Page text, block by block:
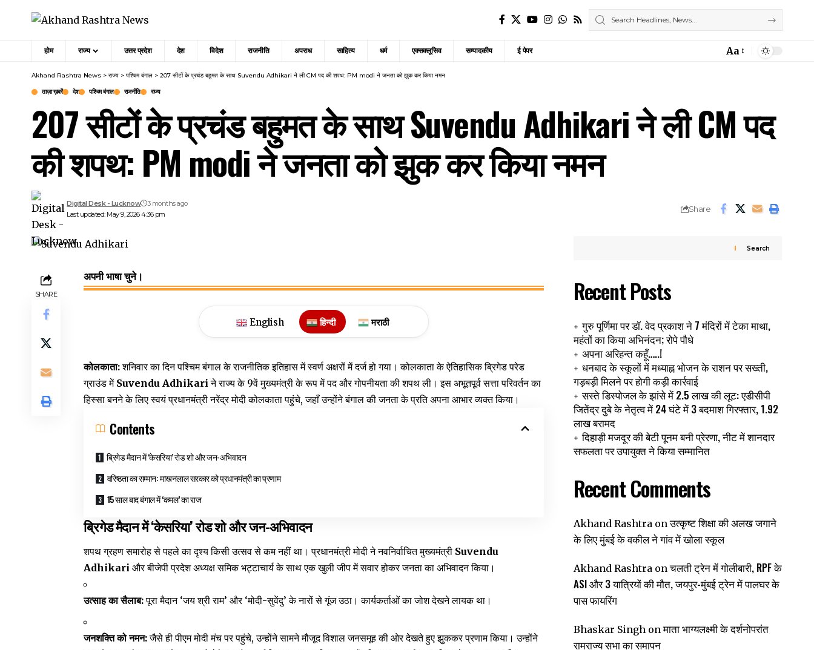
होम राज्य उत्तर प्रदेश देश विदेश राजनीति अपराध साहित्य धर्म एक्सक्लूसिव सम्पादकीय ई पेपर
Font
Aa
Akhand Rashtra News > राज्य > पश्चिम बंगाल > 207 सीटों के प्रचंड बहुमत के साथ Suvendu Adhikari ने ली CM पद की शपथ: PM modi ने जनता को झुक कर किया नमन
ताज़ा ख़बरें देश पश्चिम बंगाल राजनीति राज्य
207 सीटों के प्रचंड बहुमत के साथ Suvendu Adhikari ने ली CM पद
की शपथ: PM modi ने जनता को झुक कर किया नमन
Last updated: May 9, 2026 4:36 pm
Digital Desk - Lucknow 3 months ago
Share
SHARE
अपनी भाषा चुने।
English हिन्दी मराठी
कोलकाता:शनिवार का दिन पश्चिम बंगाल के राजनीतिक इतिहास में स्वर्ण अक्षरों में दर्ज हो गया। कोलकाता के ऐतिहासिक ब्रिगेड परेड
ग्राउंड मेंSuvendu Adhikari ने राज्य के 9वें मुख्यमंत्री के रूप में पद और गोपनीयता की शपथ ली। इस अभूतपूर्व सत्ता परिवर्तन का
हिस्सा बनने के लिए स्वयं प्रधानमंत्री नरेंद्र मोदी कोलकाता पहुंचे, जहाँ उन्होंने बंगाल की जनता के प्रति अपना आभार व्यक्त किया।
Contents
ब्रिगेड मैदान में ‘केसरिया’ रोड शो और जन-अभिवादन
वरिष्ठता का सम्मान: माखनलाल सरकार को प्रधानमंत्री का प्रणाम
15 साल बाद बंगाल में ‘कमल’ का राज
ब्रिगेड मैदान में ‘केसरिया’ रोड शो और जन-अभिवादन
शपथ ग्रहण समारोह से पहले का दृश्य किसी उत्सव से कम नहीं था। प्रधानमंत्री मोदी ने नवनिर्वाचित मुख्यमंत्री Suvendu
Adhikari और बीजेपी प्रदेश अध्यक्ष समिक भट्टाचार्य के साथ एक खुली जीप में सवार होकर जनता का अभिवादन किया।
उत्साह का सैलाब:पूरा मैदान ‘जय श्री राम’ और ‘मोदी-सुवेंदु’ के नारों से गूंज उठा। कार्यकर्ताओं का जोश देखने लायक था।
जनशक्ति को नमन:जैसे ही पीएम मोदी मंच पर पहुंचे, उन्होंने सामने मौजूद विशाल जनसमूह की ओर देखते हुए झुककर प्रणाम किया। उन्होंने
Search
Recent Posts
गुरु पूर्णिमा पर डॉ. वेद प्रकाश ने 7 मंदिरों में टेका माथा,
महंतों का किया अभिनंदन; रोपे पौधे
अपना अरिहन्त कहूँ…..!
धनबाद के स्कूलों में मध्याह्न भोजन के राशन पर सख्ती,
गड़बड़ी मिलने पर होगी कड़ी कार्रवाई
सस्ते डिस्पोजल के झांसे में 2.5 लाख की लूट: एडीसीपी
जितेंद्र दुबे के नेतृत्व में 24 घंटे में 3 बदमाश गिरफ्तार, 1.92
लाख बरामद
दिहाड़ी मजदूर की बेटी पूनम बनी प्रेरणा, नीट में शानदार
सफलता पर उपायुक्त ने किया सम्मानित
Recent Comments
Akhand Rashtraonउत्कृष्ट शिक्षा की अलख जगाने
के लिए मुंबई के वकील ने गांव में खोला स्कूल
Akhand Rashtraonचलती ट्रेन में गोलीबारी, RPF के
ASI और 3 यात्रियों की मौत, जयपुर-मुंबई ट्रेन में पालघर के
पास फायरिंग
Bhaskar Singhonमाता भाग्यलक्ष्मी के दर्शनोपरांत
रामराज्य सभा का समापन